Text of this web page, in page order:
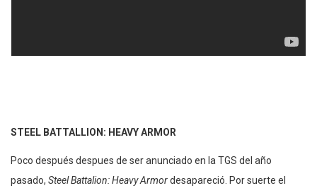
STEEL BATTALLION: HEAVY ARMOR
Poco después despues de ser anunciado en la TGS del año
pasado, Steel Battalion: Heavy Armordesapareció. Por suerte el